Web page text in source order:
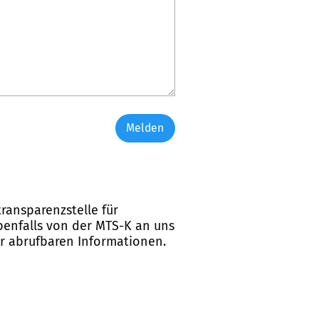
Melden
für
von der MTS-K an uns
abrufbaren Informationen.